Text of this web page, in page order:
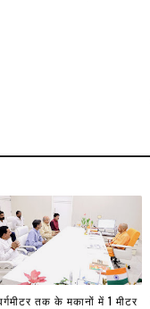
तक के मकानों में 1 मीटर